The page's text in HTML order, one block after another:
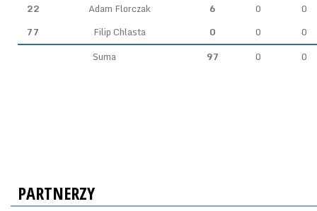
22
Adam Florczak 6 0
0
77
Filip Chlasta 0 0
0
Suma
97 0 0
PARTNERZY